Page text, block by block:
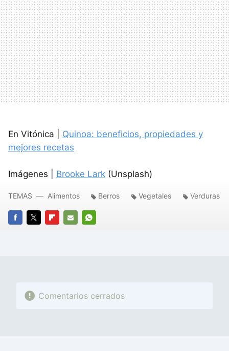
En Vitónica | Quinoa: beneficios, propiedades y
mejores recetas
Imágenes | Brooke Lark (Unsplash)
FACEBOOK
TWITTERFLIPBOARD
E-
WHATSAPP
TEMAS Alimentos Berros Vegetales Verduras
Comentarios cerrados